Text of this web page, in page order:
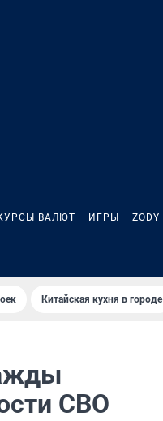
ВАЛЮТ ИГРЫ ZODY
Китайская кухня в городе
СВО